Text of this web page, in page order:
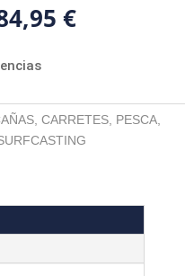
€.
€El
precio
84,95 €.
CARRETES PESCA